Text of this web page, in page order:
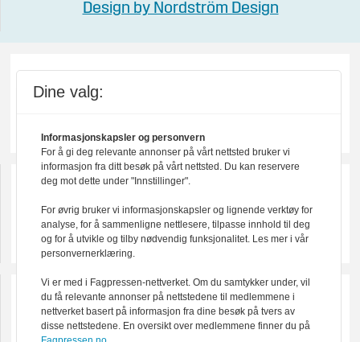
Design by Nordström Design
Dine valg:
Informasjonskapsler og personvern
For å gi deg relevante annonser på vårt nettsted bruker vi
informasjon fra ditt besøk på vårt nettsted. Du kan reservere
deg mot dette under "Innstillinger".
For øvrig bruker vi informasjonskapsler og lignende verktøy for
analyse, for å sammenligne nettlesere, tilpasse innhold til deg
og for å utvikle og tilby nødvendig funksjonalitet. Les mer i vår
personvernerklæring.
Vi er med i Fagpressen-nettverket. Om du samtykker under, vil
du få relevante annonser på nettstedene til medlemmene i
nettverket basert på informasjon fra dine besøk på tvers av
disse nettstedene. En oversikt over medlemmene finner du på